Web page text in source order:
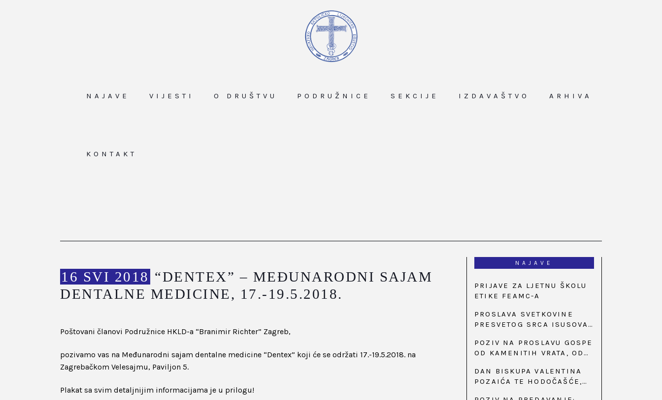
NAJAVE VIJESTI O DRUŠTVU PODRUŽNICE SEKCIJE IZDAVAŠTVO ARHIVA
KONTAKT
16 SVI 2018 “DENTEX” – MEĐUNARODNI SAJAM
DENTALNE MEDICINE, 17.-19.5.2018.
Poštovani članovi Podružnice HKLD-a “Branimir Richter” Zagreb,
pozivamo vas na Međunarodni sajam dentalne medicine “Dentex” koji će se održati 17.-19.5.2018. na
Zagrebačkom Velesajmu, Paviljon 5.
Plakat sa svim detaljnijim informacijama je u prilogu!
NAJAVE
PRIJAVE ZA LJETNU ŠKOLU
ETIKE FEAMC-A
PROSLAVA SVETKOVINE
PRESVETOG SRCA ISUSOVA
PALMOTIĆEVOJ
POZIV NA PROSLAVU GOSPE
OD KAMENITIH VRATA, OD
DAN BISKUPA VALENTINA
POZAIĆA TE HODOČAŠĆE,